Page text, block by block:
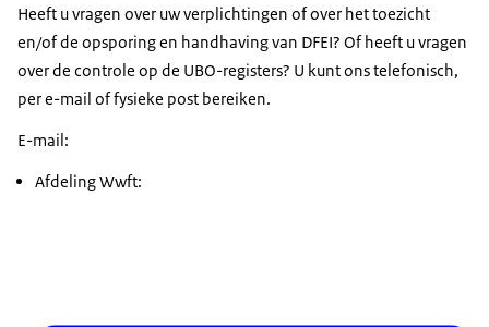
Heeft u vragen over uw verplichtingen of over het toezicht
en/of de opsporing en handhaving van DFEI? Of heeft u vragen
over de controle op de UBO-registers? U kunt ons telefonisch,
per e-mail of fysieke post bereiken.
E-mail:
Afdeling Wwft: